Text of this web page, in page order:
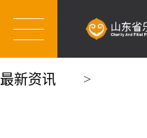
最新资讯